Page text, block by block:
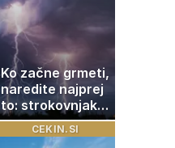
Ko začne grmeti,
naredite najprej
to: strokovnjaki
opozarjajo na
pogosto napako
CEKIN.SI